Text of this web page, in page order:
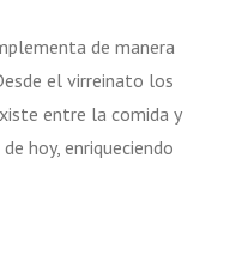
de manera
el virreinato los
entre la comida y
hoy, enriqueciendo